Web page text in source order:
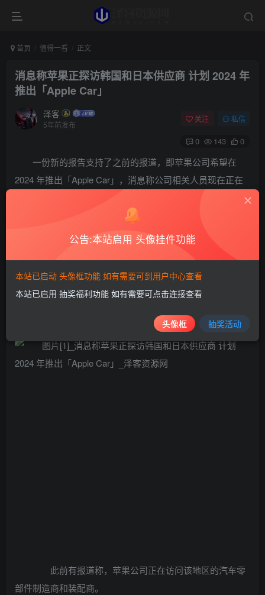
首页 值得一看 正文
消息称苹果正探访韩国和日本供应商 计划 2024 年
推出「Apple Car」
泽客
5年前发布
关注 私信
0 143 0
一份新的报告支持了之前的报道，即苹果公司希望在
2024 年推出「Apple Car」，消息称公司相关人员现在正在
对韩国和日本的汽车制造商进行访问。此前有消息称，苹果
将比预期更早推出「苹果汽车」，时间大约是在 2024 年而
不是 2027 年。
据 Digitimes Asis 报道，此论访问关注的是如何在
全球芯片短缺的情况下生产 "苹果汽车 "，这种情况目前对汽
车行业打击最大，除了各种处理芯片之外，还有其他未指明
此前有报道称，苹果公司正在访问该地区的汽车零
部件制造商和装配商。
公告:本站启用 头像挂件功能
本站已启动 头像框功能 如有需要可到用户中心查看
本站已启用 抽奖福利功能 如有需要可点击连接查看
头像框 抽奖活动